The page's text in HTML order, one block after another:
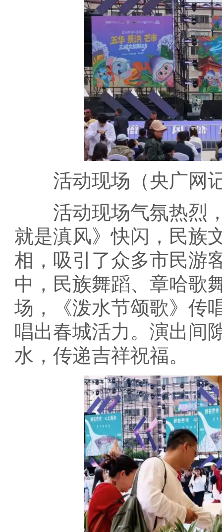
活动现场（央广网
活动现场气氛热烈，
就是滇风》快闪，民族
相，吸引了众多市民游
中，民族舞蹈、章哈歌
场，《泼水节颂歌》传
唱出春城活力。演出间
水，传递吉祥祝福。